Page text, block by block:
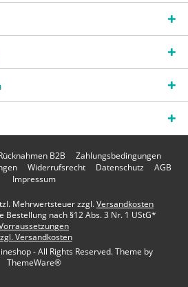
B2B
Zahlungsbedingungen
Widerrufsrecht Datenschutz
AGB
Impressum
Mehrwertsteuer zzgl.Versandkosten
nach §12 Abs. 3 Nr. 1 UStG*
Versandkosten
- All Rights Reserved. Theme by
ThemeWare®